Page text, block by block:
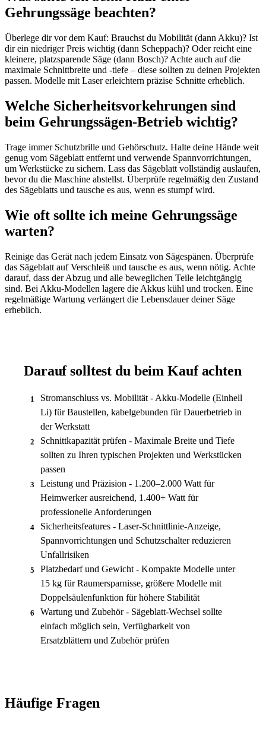
Gehrungssäge beachten?
Überlege dir vor dem Kauf: Brauchst du Mobilität (dann Akku)? Ist
dir ein niedriger Preis wichtig (dann Scheppach)? Oder reicht eine
kleinere, platzsparende Säge (dann Bosch)? Achte auch auf die
maximale Schnittbreite und -tiefe – diese sollten zu deinen Projekten
passen. Modelle mit Laser erleichtern präzise Schnitte erheblich.
Welche Sicherheitsvorkehrungen sind
beim Gehrungssägen-Betrieb wichtig?
Trage immer Schutzbrille und Gehörschutz. Halte deine Hände weit
genug vom Sägeblatt entfernt und verwende Spannvorrichtungen,
um Werkstücke zu sichern. Lass das Sägeblatt vollständig auslaufen,
bevor du die Maschine abstellst. Überprüfe regelmäßig den Zustand
des Sägeblatts und tausche es aus, wenn es stumpf wird.
Wie oft sollte ich meine Gehrungssäge
warten?
Reinige das Gerät nach jedem Einsatz von Sägespänen. Überprüfe
das Sägeblatt auf Verschleiß und tausche es aus, wenn nötig. Achte
darauf, dass der Abzug und alle beweglichen Teile leichtgängig
sind. Bei Akku-Modellen lagere die Akkus kühl und trocken. Eine
regelmäßige Wartung verlängert die Lebensdauer deiner Säge
erheblich.
Darauf solltest du beim Kauf achten
1
Stromanschluss vs. Mobilität - Akku-Modelle (Einhell
Li) für Baustellen, kabelgebunden für Dauerbetrieb in
der Werkstatt
2
Schnittkapazität prüfen - Maximale Breite und Tiefe
sollten zu Ihren typischen Projekten und Werkstücken
passen
3
Leistung und Präzision - 1.200–2.000 Watt für
Heimwerker ausreichend, 1.400+ Watt für
professionelle Anforderungen
4
Sicherheitsfeatures - Laser-Schnittlinie-Anzeige,
Spannvorrichtungen und Schutzschalter reduzieren
Unfallrisiken
5
Platzbedarf und Gewicht - Kompakte Modelle unter
15 kg für Raumersparnisse, größere Modelle mit
Doppelsäulenfunktion für höhere Stabilität
6
Wartung und Zubehör - Sägeblatt-Wechsel sollte
einfach möglich sein, Verfügbarkeit von
Ersatzblättern und Zubehör prüfen
Häufige Fragen